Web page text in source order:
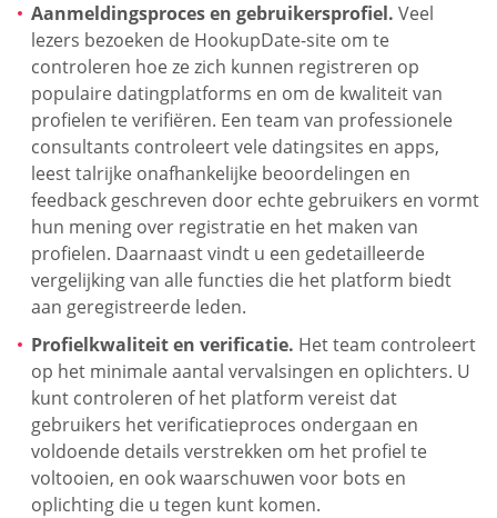
Aanmeldingsproces en gebruikersprofiel. Veel
lezers bezoeken de HookupDate-site om te
controleren hoe ze zich kunnen registreren op
populaire datingplatforms en om de kwaliteit van
profielen te verifiëren. Een team van professionele
consultants controleert vele datingsites en apps,
leest talrijke onafhankelijke beoordelingen en
feedback geschreven door echte gebruikers en vormt
hun mening over registratie en het maken van
profielen. Daarnaast vindt u een gedetailleerde
vergelijking van alle functies die het platform biedt
aan geregistreerde leden.
Profielkwaliteit en verificatie. Het team controleert
op het minimale aantal vervalsingen en oplichters. U
kunt controleren of het platform vereist dat
gebruikers het verificatieproces ondergaan en
voldoende details verstrekken om het profiel te
voltooien, en ook waarschuwen voor bots en
oplichting die u tegen kunt komen.